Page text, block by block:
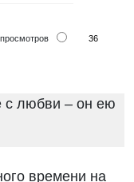
36
времени на